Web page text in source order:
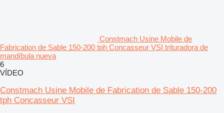
Constmach Usine Mobile de
Fabrication de Sable 150-200 tph Concasseur VSI trituradora de
mandíbula nueva
6
VÍDEO
Constmach Usine Mobile de Fabrication de Sable 150-200
tph Concasseur VSI